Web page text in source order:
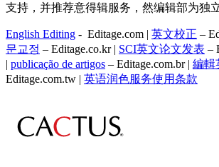
支持，并推荐意得辑服务，然编辑部为独
English Editing - Editage.com | 英文校正 –
문교정 – Editage.co.kr | SCI英文论文发表 –
| publicação de artigos – Editage.com.br | 編輯
Editage.com.tw | 英语润色服务使用条款